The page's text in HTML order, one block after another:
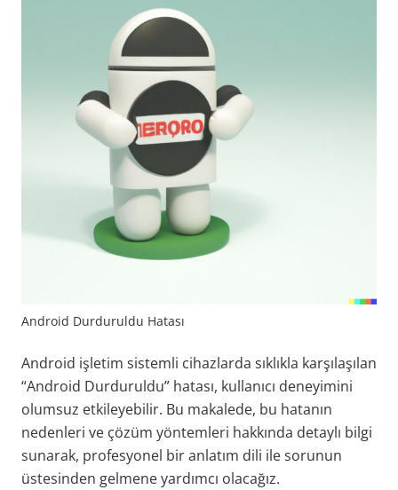
Android Durduruldu Hatası
Android işletim sistemli cihazlarda sıklıkla karşılaşılan
“Android Durduruldu” hatası, kullanıcı deneyimini
olumsuz etkileyebilir. Bu makalede, bu hatanın
nedenleri ve çözüm yöntemleri hakkında detaylı bilgi
sunarak, profesyonel bir anlatım dili ile sorunun
üstesinden gelmene yardımcı olacağız.